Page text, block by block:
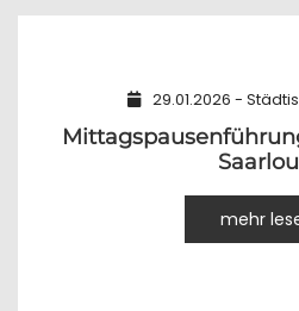
29.01.2026 -
mehr